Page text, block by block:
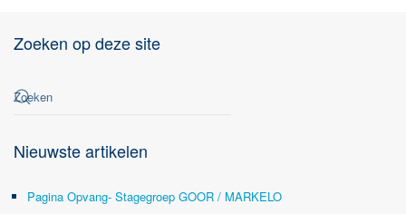
Zoeken op deze site
Nieuwste artikelen
Pagina Opvang- Stagegroep GOOR / MARKELO